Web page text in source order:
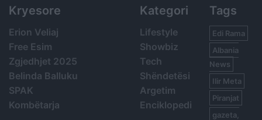
Kryesore
Erion Veliaj
Free Esim
Zgjedhjet 2025
Belinda Balluku
SPAK
Kombëtarja
Kategori
Lifestyle
Showbiz
Tech
Shëndetësi
Argetim
Enciklopedi
Tags
Edi Rama
Albania
News
Ilir Meta
Piranjat
gazeta,